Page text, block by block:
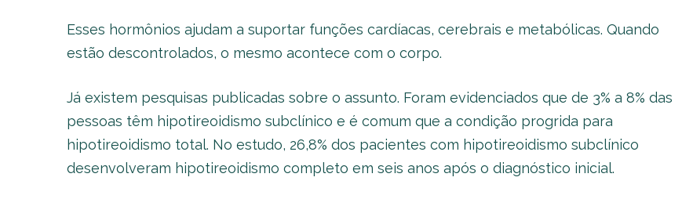
Esses hormônios ajudam a suportar funções cardíacas, cerebrais e metabólicas. Quando
estão descontrolados, o mesmo acontece com o corpo.
Já existem pesquisas publicadas sobre o assunto. Foram evidenciados que de 3% a 8% das
pessoas têm hipotireoidismo subclínico e é comum que a condição progrida para
hipotireoidismo total. No estudo, 26,8% dos pacientes com hipotireoidismo subclínico
desenvolveram hipotireoidismo completo em seis anos após o diagnóstico inicial.